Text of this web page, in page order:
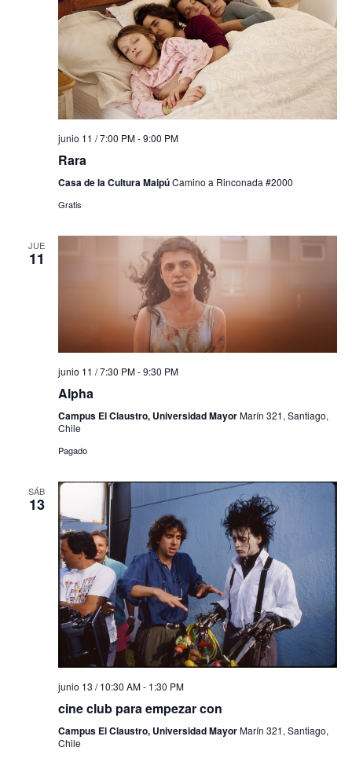
junio 11 / 7:00 PM-9:00 PM
Rara
Casa de la Cultura MaipúCamino a Rinconada #2000
Gratis
JUE
11
junio 11 / 7:30 PM-9:30 PM
Alpha
Campus El Claustro, Universidad MayorMarín 321, Santiago,
Chile
Pagado
SÁB
13
junio 13 / 10:30 AM- 1:30 PM
cine club para empezar con
Campus El Claustro, Universidad MayorMarín 321, Santiago,
Chile